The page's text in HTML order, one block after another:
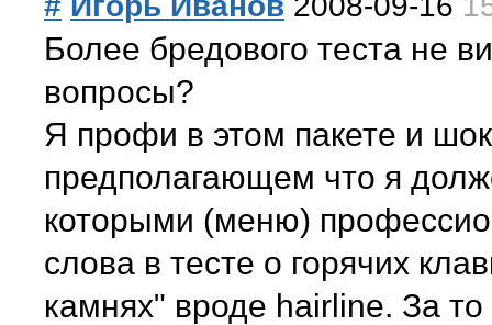
Более бредового теста не
вопросы?
Я профи в этом пакете и
предполагающем что я
которыми (меню)
слова в тесте о горячих
камнях" вроде hairline. За